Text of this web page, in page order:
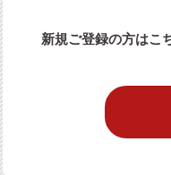
新規ご登録の方はこ